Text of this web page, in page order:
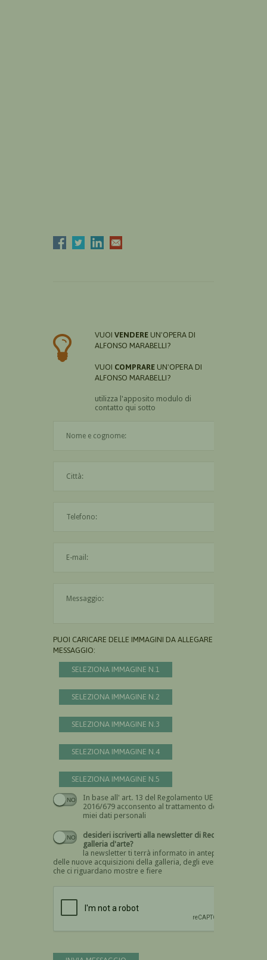
VUOI VENDERE UN'OPERA DI
ALFONSO MARABELLI?
VUOI COMPRARE UN'OPERA DI
ALFONSO MARABELLI?
utilizza l'apposito modulo di
contatto qui sotto
PUOI CARICARE DELLE IMMAGINI DA ALLEGARE AL
MESSAGGIO:
SELEZIONA IMMAGINE N.1
SELEZIONA IMMAGINE N.2
SELEZIONA IMMAGINE N.3
SELEZIONA IMMAGINE N.4
SELEZIONA IMMAGINE N.5
In base all' art. 13 del Regolamento UE n.
2016/679 acconsento al trattamento dei
miei dati personali
Devi dare il consenso
desideri iscriverti alla newsletter di Recta
galleria d'arte?
la newsletter ti terrà informato in anteprima
delle nuove acquisizioni della galleria, degli eventi
che ci riguardano mostre e fiere